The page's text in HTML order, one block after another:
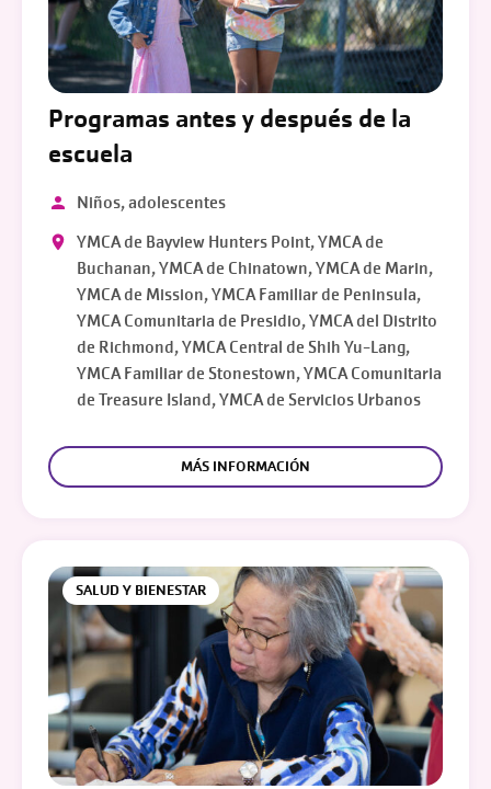
Programas antes y después de la
escuela
Niños, adolescentes
YMCA de Bayview Hunters Point, YMCA de
Buchanan, YMCA de Chinatown, YMCA de Marin,
YMCA de Mission, YMCA Familiar de Peninsula,
YMCA Comunitaria de Presidio, YMCA del Distrito
de Richmond, YMCA Central de Shih Yu-Lang,
YMCA Familiar de Stonestown, YMCA Comunitaria
de Treasure Island, YMCA de Servicios Urbanos
MÁS INFORMACIÓN
SALUD Y BIENESTAR